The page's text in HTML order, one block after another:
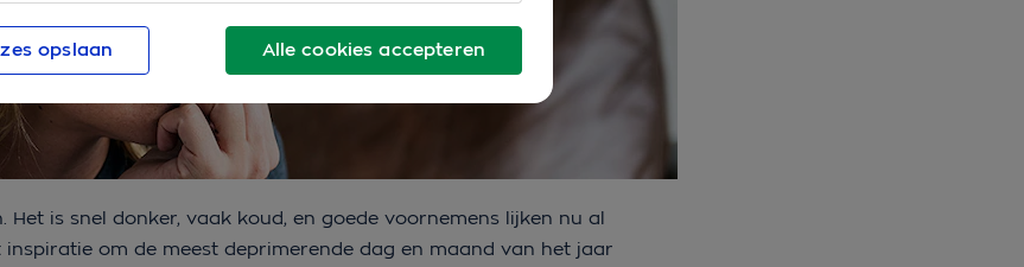
is snel donker, vaak koud, en goede voornemens lijken nu al
om de meest deprimerende dag en maand van het jaar
Alle cookies accepteren
opslaan